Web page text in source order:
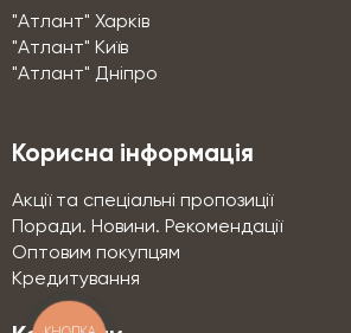
"Атлант" Харків
"Атлант" Київ
"Атлант" Дніпро
Корисна інформація
Акції та спеціальні пропозиції
Поради. Новини. Рекомендації
Оптовим покупцям
Кредитування